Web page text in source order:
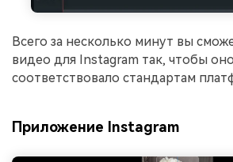
Всего за несколько минут вы
видео для Instagram так, чтобы
соответствовало стандартам
Приложение Instagram